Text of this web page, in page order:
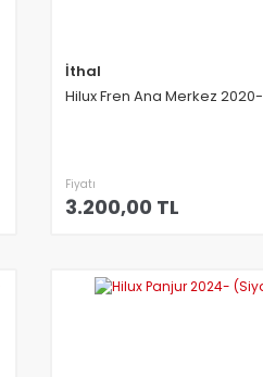
İthal
Hilux Fren Ana Merkez 2020-
Fiyatı
3.200,00 TL